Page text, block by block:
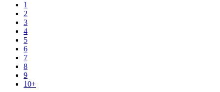
1
2
3
4
5
6
7
8
9
10+